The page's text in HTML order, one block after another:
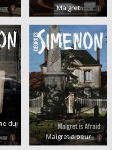
Maigret
du
Maigret a peur